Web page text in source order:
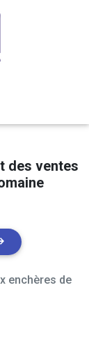
des ventes
enchères de